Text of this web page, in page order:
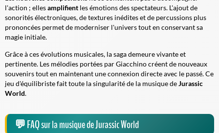
l'action ; ellesamplifient les émotions des spectateurs. L'ajout de
sonorités électroniques, detextures inéditeset de percussions plus
prononcées permet de moderniser l'univers tout en conservant sa
magie initiale.
Grâce à ces évolutions musicales, la saga demeure vivante et
pertinente. Les mélodies portées par Giacchino créent de nouveaux
souvenirs tout en maintenant une connexion directe avec le passé. Ce
jeu d'équilibriste fait toute la singularité de la musique deJurassic
World.
FAQ sur la musique de Jurassic World